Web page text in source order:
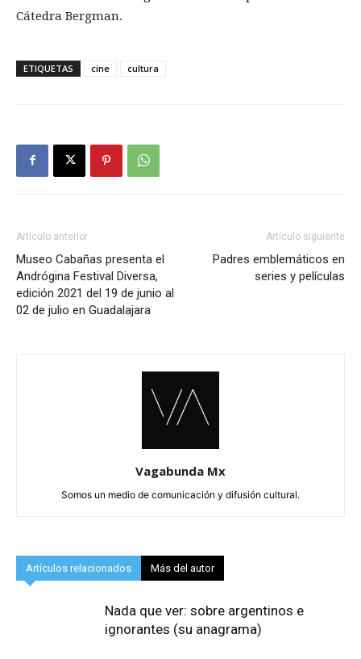
Cátedra Bergman.
ETIQUETAS cine cultura
Artículo anterior
Museo Cabañas presenta el
Andrógina Festival Diversa,
edición 2021 del 19 de junio al
02 de julio en Guadalajara
Artículo siguiente
Padres emblemáticos en
series y películas
Vagabunda Mx
Somos un medio de comunicación y difusión cultural.
Artículos relacionados Más del autor
Nada que ver: sobre argentinos e
ignorantes (su anagrama)